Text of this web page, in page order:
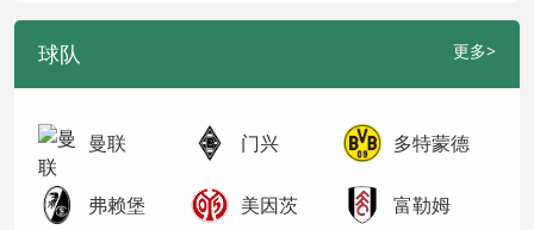
球队 更多>
曼联 门兴 多特蒙德
弗赖堡 美因茨 富勒姆